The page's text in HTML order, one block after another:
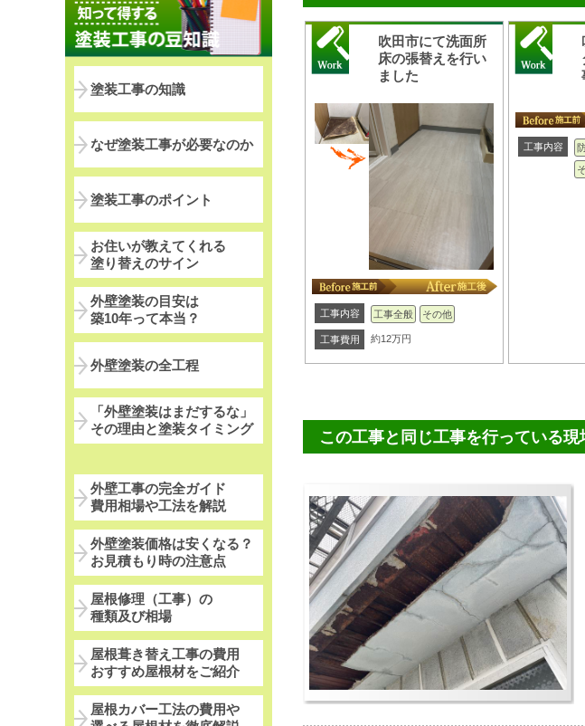
吹田市にて洗面所
床の張替えを行い
ました
工事内容 工事全般 その他
工事費用 約12万円
工事内容
この工事と同じ工事を行っている現
塗装工事の知識
なぜ塗装工事が必要なのか
塗装工事のポイント
お住いが教えてくれる
塗り替えのサイン
外壁塗装の目安は
築10年って本当？
外壁塗装の全工程
「外壁塗装はまだするな」
その理由と塗装タイミング
外壁工事の完全ガイド
費用相場や工法を解説
外壁塗装価格は安くなる？
お見積もり時の注意点
屋根修理（工事）の
種類及び相場
屋根葺き替え工事の費用
おすすめ屋根材をご紹介
屋根カバー工法の費用や